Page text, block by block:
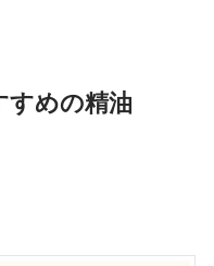
すめの精油